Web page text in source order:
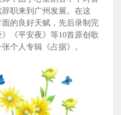
辞职来到广州发展。在这
的良好天赋，先后录制完
《平安夜》等10首原创歌
个人专辑《占据》。